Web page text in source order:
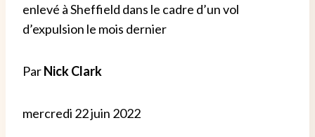
enlevé à Sheffield dans le cadre d’un vol
d’expulsion le mois dernier
ParNick Clark
mercredi 22 juin 2022